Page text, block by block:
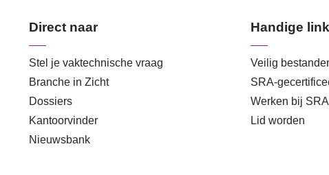
Direct naar
Stel je vaktechnische vraag
Branche in Zicht
Dossiers
Kantoorvinder
Nieuwsbank
Handige
Veilig
SRA-
Werken bij SRA
Lid worden